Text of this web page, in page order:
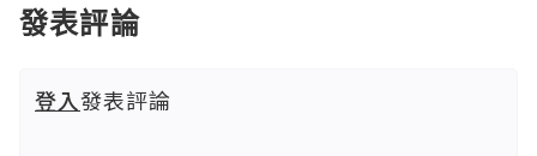
發表評論
登入發表評論